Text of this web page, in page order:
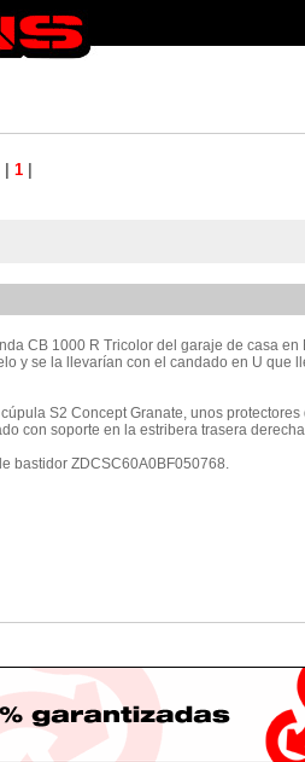
1|
CB 1000 R Tricolor del garaje de casa en
y se la llevarían con el candado en U que
S2 Concept Granate, unos protectores
con soporte en la estribera trasera derecha
bastidor ZDCSC60A0BF050768.